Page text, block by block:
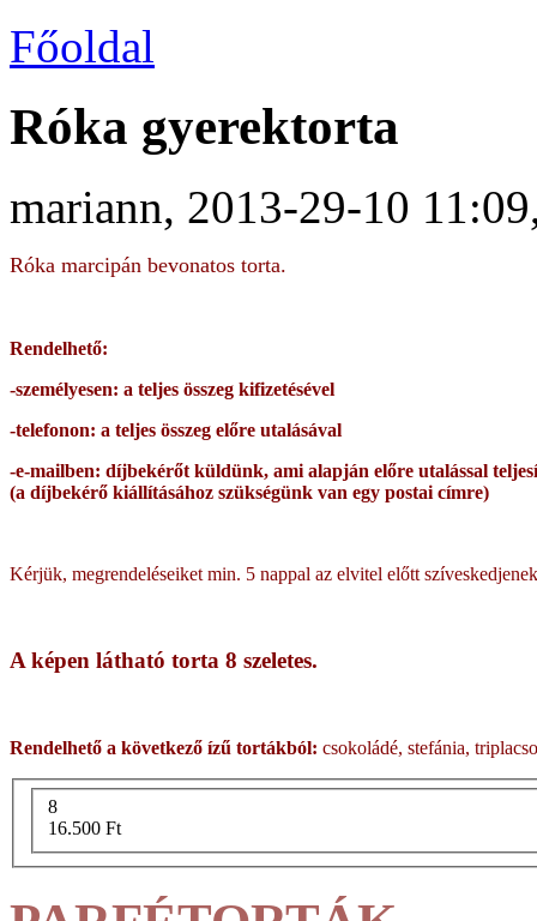
Főoldal
Róka gyerektorta
mariann, 2013-29-10
Róka marcipán bevonatos torta.
Rendelhető:
-személyesen: a teljes összeg kifizetésével
-telefonon: a teljes összeg előre utalásával
-e-mailben: díjbekérőt küldünk, ami alapján előre utalással
(a díjbekérő kiállításához szükségünk van egy postai címre)
Kérjük, megrendeléseiket min. 5 nappal az elvitel előtt
A képen látható torta 8 szeletes.
Rendelhető a következő ízű tortákból: csokoládé, stefánia,
8
16.500 Ft